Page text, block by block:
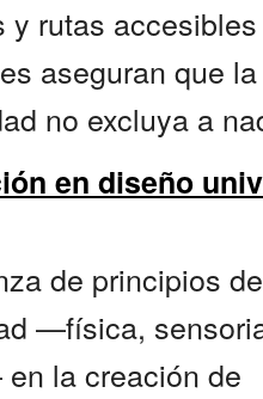
y rutas
aseguran que la
no excluya a
en diseño
de principios de
—física,
la creación de